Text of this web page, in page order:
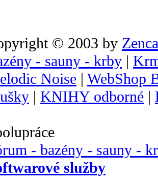
© 2003 by
- sauny - krby |
Noise | WebShop
| KNIHY odborné |
- bazény - sauny -
služby